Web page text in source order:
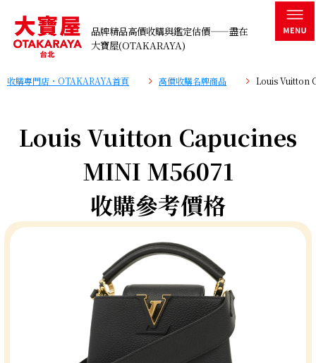
品牌精品高價收購與鑑定估價——盡在
大寶屋(OTAKARAYA)
收購專門店・OTAKARAYA首頁 高價收購名牌商品 Louis Vuitton
Louis Vuitton Capucines
MINI M56071
收購參考價格